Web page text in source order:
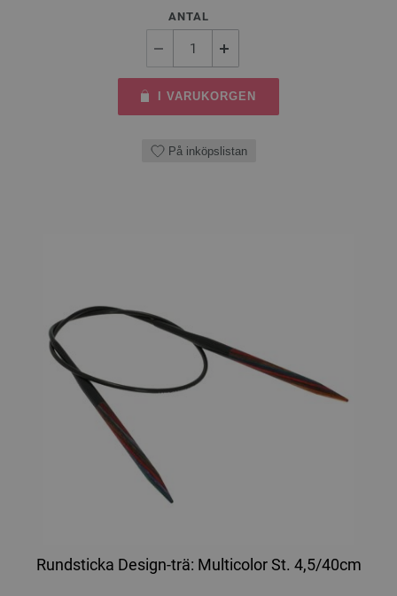
ANTAL
I VARUKORGEN
På inköpslistan
Rundsticka Design-trä: Multicolor St. 4,5/40cm